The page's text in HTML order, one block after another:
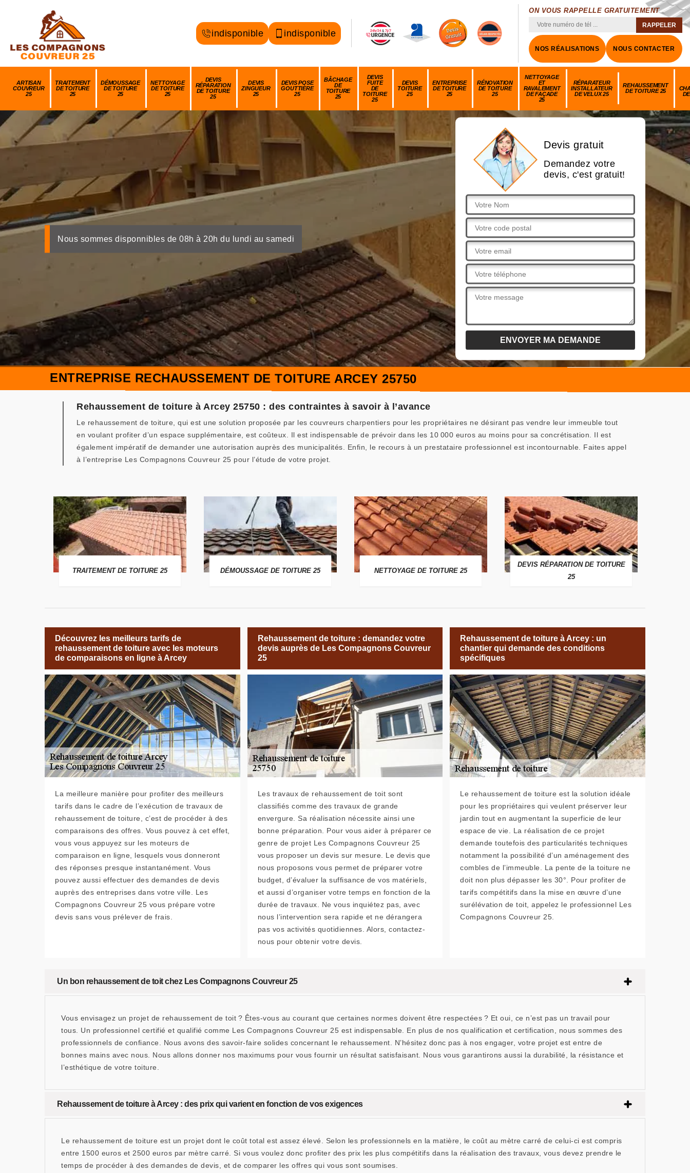
indisponible indisponible
ON VOUS RAPPELLE GRATUITEMENT
NOS RÉALISATIONS NOUS CONTACTER
ARTISAN
COUVREUR
25
TRAITEMENT
DE TOITURE
25
DÉMOUSSAGE
DE TOITURE
25
NETTOYAGE
DE TOITURE
25
DEVIS
RÉPARATION
DE TOITURE
25
DEVIS
ZINGUEUR
25
DEVIS POSE
GOUTTIÈRE
25
BÂCHAGE
DE
TOITURE
25
DEVIS
FUITE
DE
TOITURE
25
DEVIS
TOITURE
25
ENTREPRISE
DE TOITURE
25
RÉNOVATION
DE TOITURE
25
NETTOYAGE
ET
RAVALEMENT
DE FAÇADE
25
RÉPARATEUR
INSTALLATEUR
DE VELUX 25
REHAUSSEMENT
DE TOITURE 25
Nous sommes disponnibles de 08h à 20h du lundi au samedi
Devis gratuit
Demandez votre
devis, c'est gratuit!
ENTREPRISE RECHAUSSEMENT DE TOITURE ARCEY 25750
Rehaussement de toiture à Arcey 25750 : des contraintes à savoir à l’avance
Le rehaussement de toiture, qui est une solution proposée par les couvreurs charpentiers pour les propriétaires ne désirant pas vendre leur immeuble tout
en voulant profiter d’un espace supplémentaire, est coûteux. Il est indispensable de prévoir dans les 10 000 euros au moins pour sa concrétisation. Il est
également impératif de demander une autorisation auprès des municipalités. Enfin, le recours à un prestataire professionnel est incontournable. Faites appel
à l’entreprise Les Compagnons Couvreur 25 pour l’étude de votre projet.
TRAITEMENT DE TOITURE 25 DÉMOUSSAGE DE TOITURE 25 NETTOYAGE DE TOITURE 25
DEVIS RÉPARATION DE TOITURE
25
Découvrez les meilleurs tarifs de
rehaussement de toiture avec les moteurs
de comparaisons en ligne à Arcey
La meilleure manière pour profiter des meilleurs
tarifs dans le cadre de l’exécution de travaux de
rehaussement de toiture, c’est de procéder à des
comparaisons des offres. Vous pouvez à cet effet,
vous vous appuyez sur les moteurs de
comparaison en ligne, lesquels vous donneront
des réponses presque instantanément. Vous
pouvez aussi effectuer des demandes de devis
auprès des entreprises dans votre ville. Les
Compagnons Couvreur 25 vous prépare votre
devis sans vous prélever de frais.
Rehaussement de toiture : demandez votre
devis auprès de Les Compagnons Couvreur
25
Les travaux de rehaussement de toit sont
classifiés comme des travaux de grande
envergure. Sa réalisation nécessite ainsi une
bonne préparation. Pour vous aider à préparer ce
genre de projet Les Compagnons Couvreur 25
vous proposer un devis sur mesure. Le devis que
nous proposons vous permet de préparer votre
budget, d’évaluer la suffisance de vos matériels,
et aussi d’organiser votre temps en fonction de la
durée de travaux. Ne vous inquiétez pas, avec
nous l’intervention sera rapide et ne dérangera
pas vos activités quotidiennes. Alors, contactez-
nous pour obtenir votre devis.
Rehaussement de toiture à Arcey : un
chantier qui demande des conditions
spécifiques
Le rehaussement de toiture est la solution idéale
pour les propriétaires qui veulent préserver leur
jardin tout en augmentant la superficie de leur
espace de vie. La réalisation de ce projet
demande toutefois des particularités techniques
notamment la possibilité d’un aménagement des
combles de l’immeuble. La pente de la toiture ne
doit non plus dépasser les 30°. Pour profiter de
tarifs compétitifs dans la mise en œuvre d’une
surélévation de toit, appelez le professionnel Les
Compagnons Couvreur 25.
Un bon rehaussement de toit chez Les Compagnons Couvreur 25
Vous envisagez un projet de rehaussement de toit ? Êtes-vous au courant que certaines normes doivent être respectées ? Et oui, ce n’est pas un travail pour
tous. Un professionnel certifié et qualifié comme Les Compagnons Couvreur 25 est indispensable. En plus de nos qualification et certification, nous sommes des
professionnels de confiance. Nous avons des savoir-faire solides concernant le rehaussement. N’hésitez donc pas à nos engager, votre projet est entre de
bonnes mains avec nous. Nous allons donner nos maximums pour vous fournir un résultat satisfaisant. Nous vous garantirons aussi la durabilité, la résistance et
l’esthétique de votre toiture.
Rehaussement de toiture à Arcey : des prix qui varient en fonction de vos exigences
Le rehaussement de toiture est un projet dont le coût total est assez élevé. Selon les professionnels en la matière, le coût au mètre carré de celui-ci est compris
entre 1500 euros et 2500 euros par mètre carré. Si vous voulez donc profiter des prix les plus compétitifs dans la réalisation des travaux, vous devez prendre le
temps de procéder à des demandes de devis, et de comparer les offres qui vous sont soumises.